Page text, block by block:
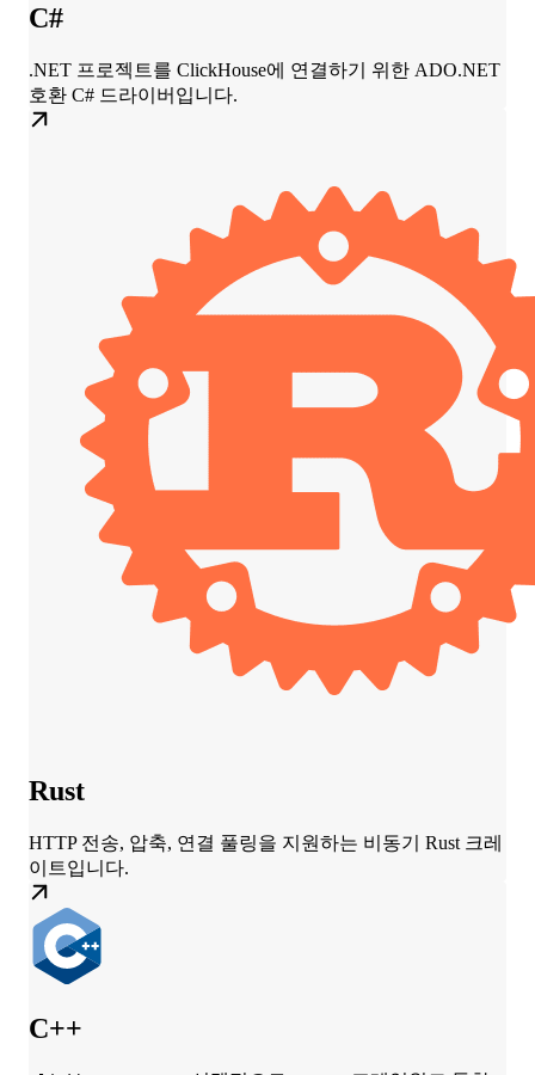
C#
.NET 프로젝트를 ClickHouse에 연결하기 위한 ADO.NET
호환 C# 드라이버입니다.
Rust
HTTP 전송, 압축, 연결 풀링을 지원하는 비동기 Rust 크레
이트입니다.
C++